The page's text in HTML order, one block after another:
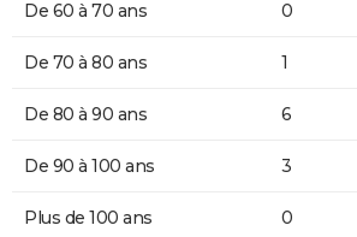
De 60 à 70 ans 0
De 70 à 80 ans 1
De 80 à 90 ans 6
De 90 à 100 ans 3
Plus de 100 ans 0